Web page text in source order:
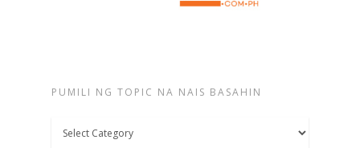
PUMILI NG TOPIC NA NAIS BASAHIN
Pumili